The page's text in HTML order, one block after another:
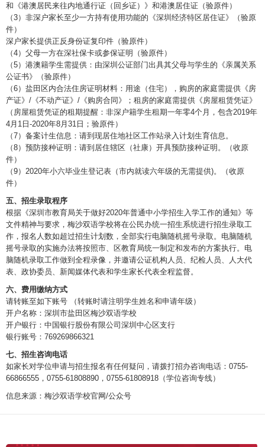
和《港澳居民来往内地通行证（回乡证）》和港澳居住证（验原件）
（3）非深户家长至少一方持有使用功能的《深圳经济特区居住证》（验原
件）
深户家长提供正反身份证复印件（验原件）
（4）父母一方在深社保卡或参保证明（验原件）
（5）港澳籍学生需提供：由深圳公证部门出具其父母与学生的《亲属关系
公证书》（验原件）
（6）盐田区内合法住房证明材料：用途（住宅），购房的家庭需提供《房
产证》/《不动产证》/《购房合同》；租房的家庭需提供《房屋租赁凭证》
（房屋租赁凭证的租期提醒：非深户籍学生租期一年零4个月，包含2019年
4月1日-2020年8月31日；验原件）
（7）备案计生信息：请到现居住地社区工作站录入计划生育信息。
（8）预防接种证明：请到居住辖区（社康）开具预防接种证明。（收原
件）
（9）2020年小六毕业生登记表（市内就读六年级的无需提供)。（收原
件）
五、招生录取程序
根据《深圳市教育局关于做好2020年普通中小学招生入学工作的通知》等
文件精神与要求，梅沙双语学校将在公民办统一招生系统进行招生录取工
作，报名人数如超过招生计划数，全部实行电脑随机摇号录取。电脑随机
摇号录取的实施办法将按照市、区教育局统一制定和发布的方案执行。电
脑随机录取工作做到全程录像，并邀请公证机构人员、纪检人员、人大代
表、政协委员、新闻媒体代表和学生家长代表全程监督。
六、费用缴纳方式
请转账至如下账号 （转账时请注明学生姓名和申请年级）
开户名称：深圳市盐田区梅沙双语学校
开户银行：中国银行股份有限公司深圳中心区支行
银行账号：769269866321
七、招生咨询电话
如家长对学位申请与招生报名有任何疑问，请拨打招办咨询电话：0755-
66866555，0755-61808890，0755-61808918（学位咨询专线）
信息来源：梅沙双语学校官网/公众号